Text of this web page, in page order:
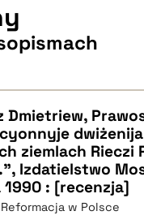
Dmietriew,
ziemlach Rieczi
Izdatielstwo
: [recenzja]
w Polsce